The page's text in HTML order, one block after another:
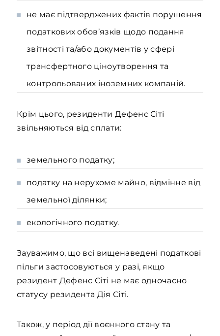
не має підтверджених фактів порушення
податкових обов’язків щодо подання
звітності та/або документів у сфері
трансфертного ціноутворення та
контрольованих іноземних компаній.
Крім цього, резиденти Дефенс Сіті
звільняються від сплати:
земельного податку;
податку на нерухоме майно, відмінне від
земельної ділянки;
екологічного податку.
Зауважимо, що всі вищенаведені податкові
пільги застосовуються у разі, якщо
резидент Дефенс Сіті не має одночасно
статусу резидента Дія Сіті.
Також, у період дії воєнного стану та